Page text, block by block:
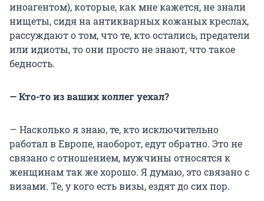
иноагентом), которые, как мне кажется, не знали
нищеты, сидя на антикварных кожаных креслах,
рассуждают о том, что те, кто остались, предатели
или идиоты, то они просто не знают, что такое
бедность.
— Кто-то из ваших коллег уехал?
— Насколько я знаю, те, кто исключительно
работал в Европе, наоборот, едут обратно. Это не
связано с отношением, мужчины относятся к
женщинам так же хорошо. Я думаю, это связано с
визами. Те, у кого есть визы, ездят до сих пор.